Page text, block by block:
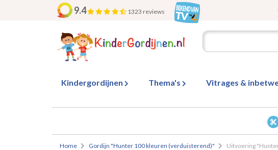
9.4 1323 reviews
Kindergordijnen Thema's Vitrages &
Home Gordijn "Hunter 100 kleuren (verduisterend)" Uitvoering